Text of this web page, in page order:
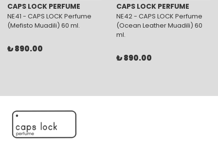
CAPS LOCK PERFUME
NE41 - CAPS LOCK Perfume
(Mefisto Muadili) 60 ml.
₺ 890.00
CAPS LOCK PERFUME
NE42 - CAPS LOCK Perfume
(Ocean Leather Muadili) 60
ml.
₺ 890.00